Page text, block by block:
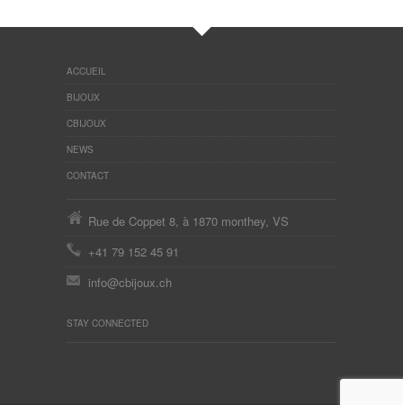
ACCUEIL
BIJOUX
CBIJOUX
NEWS
CONTACT
Rue de Coppet 8, à 1870 monthey, VS
+41 79 152 45 91
info@cbijoux.ch
STAY CONNECTED